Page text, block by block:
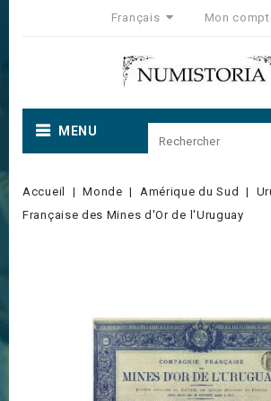
Français Mon
MENU
Accueil Monde Amérique du Sud
Française des Mines d'Or de l'Uruguay